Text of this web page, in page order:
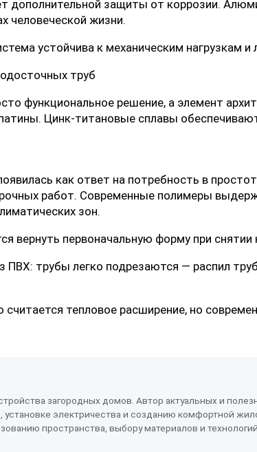
дополнительной защиты от коррозии.
человеческой жизни.
устойчива к механическим нагрузкам и
функциональное решение, а элемент
Цинк-титановые сплавы
как ответ на потребность в
работ. Современные полимеры
зон.
вернуть первоначальную форму при
ПВХ: трубы легко подрезаются — распил
тепловое расширение, но
загородных домов. Автор актуальных и
электричества и созданию комфортной
пространства, выбору материалов и